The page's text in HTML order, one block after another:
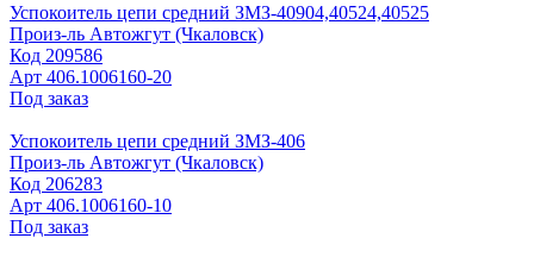
Успокоитель цепи средний ЗМЗ-40904,40524,40525
Произ-ль Автожгут (Чкаловск)
Код 209586
Арт 406.1006160-20
Под заказ
Успокоитель цепи средний ЗМЗ-406
Произ-ль Автожгут (Чкаловск)
Код 206283
Арт 406.1006160-10
Под заказ